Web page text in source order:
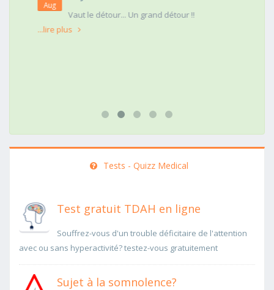
Aug
Vaut le détour... Un grand détour !!
...lire plus
Tests - Quizz Medical
Test gratuit TDAH en ligne
Souffrez-vous d'un trouble déficitaire de l'attention
avec ou sans hyperactivité? testez-vous gratuitement
Sujet à la somnolence?